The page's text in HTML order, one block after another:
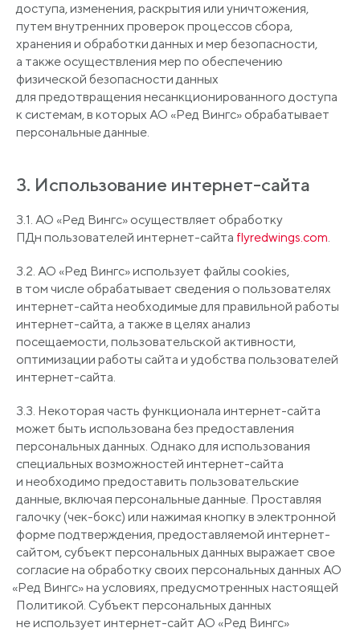
доступа, изменения, раскрытия или уничтожения,
путем внутренних проверок процессов сбора,
хранения и обработки данных и мер безопасности,
а также осуществления мер по обеспечению
физической безопасности данных
для предотвращения несанкционированного доступа
к системам, в которых АО «Ред Вингс» обрабатывает
персональные данные.
3. Использование интернет-сайта
3.1. АО «Ред Вингс» осуществляет обработку
ПДн пользователей интернет-сайта flyredwings.com.
3.2. АО «Ред Вингс» использует файлы cookies,
в том числе обрабатывает сведения о пользователях
интернет-сайта необходимые для правильной работы
интернет-сайта, а также в целях анализ
посещаемости, пользовательской активности,
оптимизации работы сайта и удобства пользователей
интернет-сайта.
3.3. Некоторая часть функционала интернет-сайта
может быть использована без предоставления
персональных данных. Однако для использования
специальных возможностей интернет-сайта
и необходимо предоставить пользовательские
данные, включая персональные данные. Проставляя
галочку (чек-бокс) или нажимая кнопку в электронной
форме подтверждения, предоставляемой интернет-
сайтом, субъект персональных данных выражает свое
согласие на обработку своих персональных данных АО
«Ред Вингс» на условиях, предусмотренных настоящей
Политикой. Субъект персональных данных
не использует интернет-сайт АО «Ред Вингс»